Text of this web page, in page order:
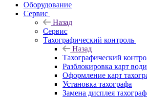
Оборудование
Сервис
Назад
Сервис
Тахографический контроль
Назад
Тахографический
Разблокировка карт
Оформление карт
Установка тахографа
Замена дисплея